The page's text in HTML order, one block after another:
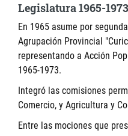
Legislatura 1965-1973
En 1965 asume por
Agrupación Provincial
representando a Acción
1965-1973.
Integró las comisiones
Comercio, y Agricultura y
Entre las mociones que